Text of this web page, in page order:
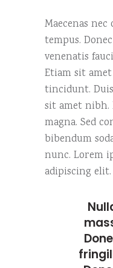
Maecenas
tempus.
venenatis
Etiam sit
tincidunt.
sit amet nibh.
magna. Sed
bibendum
nunc. Lorem
adipiscing elit.